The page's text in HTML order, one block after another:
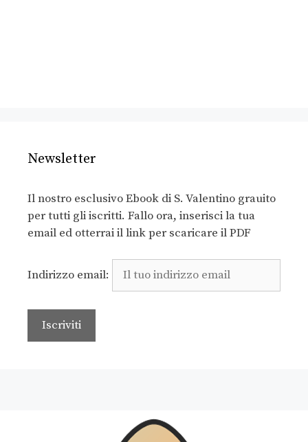
Newsletter
Il nostro esclusivo Ebook di S. Valentino grauito
per tutti gli iscritti. Fallo ora, inserisci la tua
email ed otterrai il link per scaricare il PDF
Indirizzo email: